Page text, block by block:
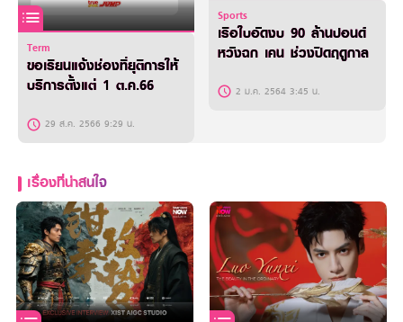
Term
ขอเรียนแจ้งช่องที่ยุติการให้
บริการตั้งแต่ 1 ต.ค.66
29 ส.ค. 2566 9:29 น.
Sports
เรือใบอัดงบ 90 ล้านปอนด์
หวังฉก เคน ช่วงปิดฤดูกาล
2 ม.ค. 2564 3:45 น.
เรื่องที่น่าสนใจ